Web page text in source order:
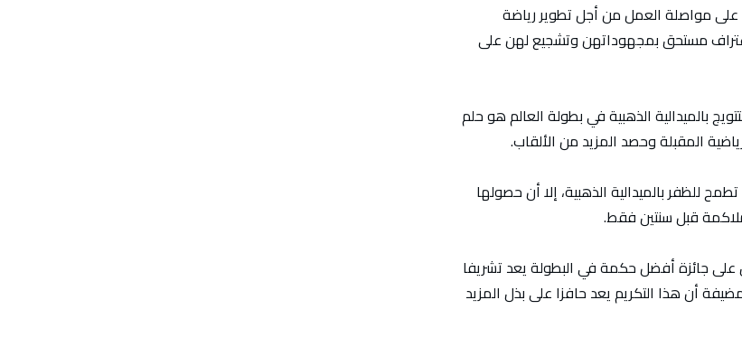
على مواصلة العمل من أجل تطوير رياضة
مستحق بمجهوداتهن وتشجيع لهن على
بالميدالية الذهبية في بطولة العالم هو حلم
المقبلة وحصد المزيد من الألقاب.
للظفر بالميدالية الذهبية، إلا أن حصولها
قبل سنتين فقط.
على جائزة أفضل حكمة في البطولة يعد تشريفا
أن هذا التكريم يعد حافزا على بذل المزيد